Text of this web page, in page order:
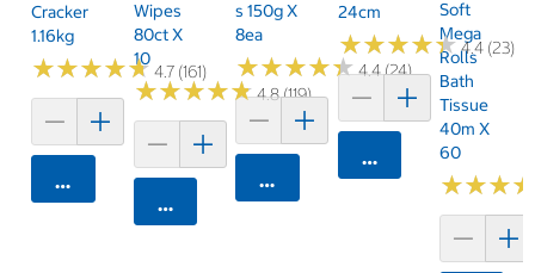
Cracker
1.16kg
★★★★★
★★★★★4.7 (161)
카트에 담기
Wipes
80ct X
10
★★★★★
★★★★★4.8 (119)
카트에 담기
S 150g X
8ea
★★★★★
★★★★★4.4 (24)
카트에 담기
24cm
★★★★★
★★★★★4.4 (23)
카트에 담기
Soft
Mega
Rolls
Bath
Tissue
40m X
60
★★★
★★★